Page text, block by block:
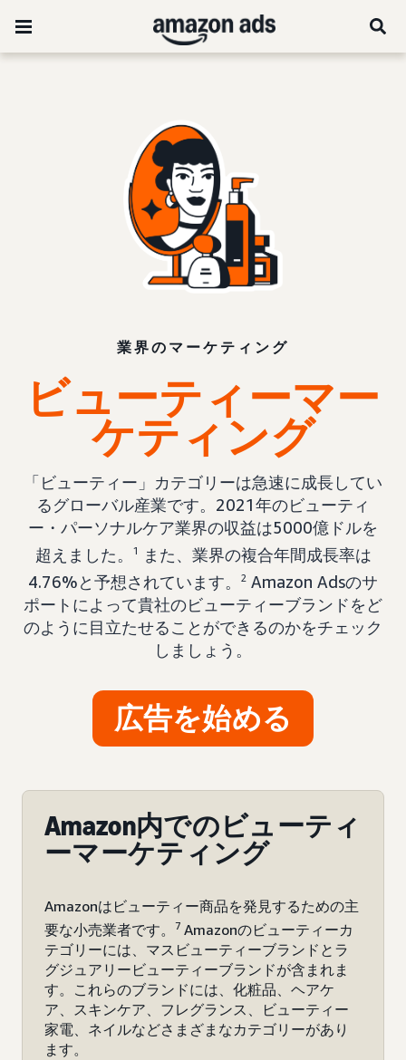
業界のマーケティング
ビューティーマー
ケティング
「ビューティー」カテゴリーは急速に成長してい
るグローバル産業です。2021年のビューティ
ー・パーソナルケア業界の収益は5000億ドルを
超えました。
1
また、業界の複合年間成長率は
4.76%と予想されています。
2 Amazon Adsのサ
ポートによって貴社のビューティーブランドをど
のように目立たせることができるのかをチェック
しましょう。
広告を始める
Amazon内でのビューティ
ーマーケティング
Amazonはビューティー商品を発見するための主
要な小売業者です。
7 Amazonのビューティーカ
テゴリーには、マスビューティーブランドとラ
グジュアリービューティーブランドが含まれま
す。これらのブランドには、化粧品、ヘアケ
ア、スキンケア、フレグランス、ビューティー
家電、ネイルなどさまざまなカテゴリーがあり
ます。